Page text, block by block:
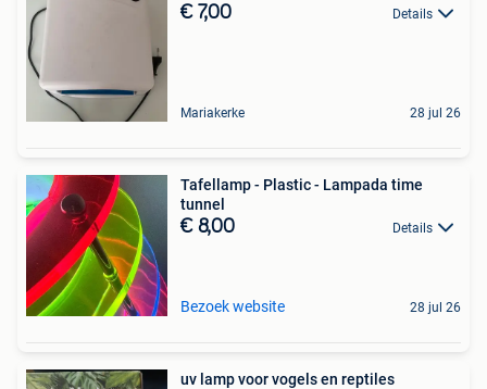
€ 7,00 Details
Mariakerke 28 jul 26
Tafellamp - Plastic - Lampada time
tunnel
€ 8,00 Details
Bezoek website 28 jul 26
uv lamp voor vogels en reptiles